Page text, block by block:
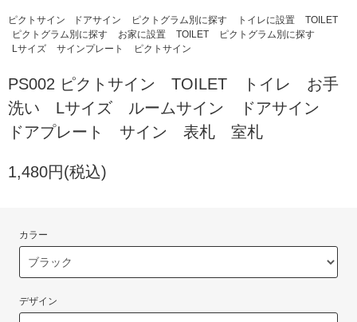
ピクトサイン ドアサイン ピクトグラム別に探す トイレに設置
TOILET
ピクトグラム別に探す
お家に設置 TOILET
ピクトグラム別に探す
Lサイズ
サインプレート ピクトサイン
PS002 ピクトサイン TOILET トイレ お手
洗い Lサイズ ルームサイン ドアサイン
ドアプレート サイン 表札 室札
1,480円(税込)
カラー
デザイン